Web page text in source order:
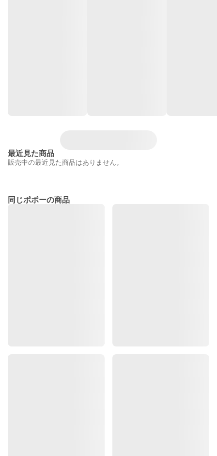
最近見た商品
販売中の最近見た商品はありません。
同じポポーの商品